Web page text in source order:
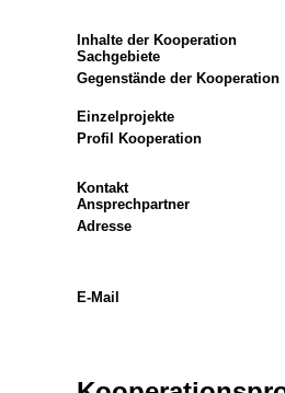
Inhalte der Kooperation
Sachgebiete
Gegenstände der Kooperation
Einzelprojekte
Profil Kooperation
Kontakt
Ansprechpartner
Adresse
E-Mail